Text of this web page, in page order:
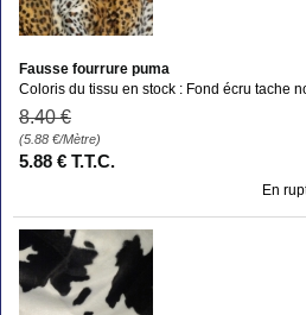
Fausse fourrure puma
Coloris du tissu en stock : Fond écru tache
8.40 €
(5.88 €/Mètre)
5.88 € T.T.C.
En